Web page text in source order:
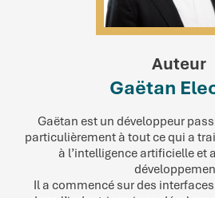
Auteur
Gaëtan
Gaëtan est un développeur
particulièrement à tout ce qui a
à l’intelligence artificielle et
Il a commencé sur des